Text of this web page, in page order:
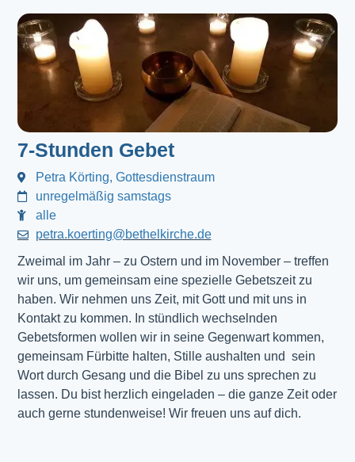
7-Stunden Gebet
Petra Körting, Gottesdienstraum
unregelmäßig samstags
alle
petra.koerting@bethelkirche.de
Zweimal im Jahr – zu Ostern und im November – treffen
wir uns, um gemeinsam eine spezielle Gebetszeit zu
haben. Wir nehmen uns Zeit, mit Gott und mit uns in
Kontakt zu kommen. In stündlich wechselnden
Gebetsformen wollen wir in seine Gegenwart kommen,
gemeinsam Fürbitte halten, Stille aushalten und sein
Wort durch Gesang und die Bibel zu uns sprechen zu
lassen. Du bist herzlich eingeladen – die ganze Zeit oder
auch gerne stundenweise! Wir freuen uns auf dich.